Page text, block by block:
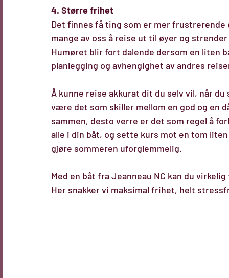
4. Større frihet
Det finnes få ting som er mer frustrerende
mange av oss å reise ut til øyer og
Humøret blir fort dalende dersom en liten
planlegging og avhengighet av andres
Å kunne reise akkurat dit du selv vil, når
være det som skiller mellom en god og en
sammen, desto verre er det som regel å
alle i din båt, og sette kurs mot en tom
gjøre sommeren uforglemmelig.
Med en båt fra Jeanneau NC kan du
Her snakker vi maksimal frihet, helt